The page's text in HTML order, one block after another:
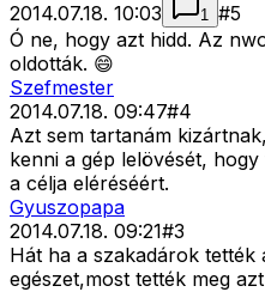
2014.07.18. 10:03 1 #5
Ó ne, hogy azt hidd. Az
oldották. 😄
Szefmester
2014.07.18. 09:47#4
Azt sem tartanám
kenni a gép lelövését,
a célja eléréséért.
Gyuszopapa
2014.07.18. 09:21#3
Hát ha a szakadárok tették
egészet,most tették meg